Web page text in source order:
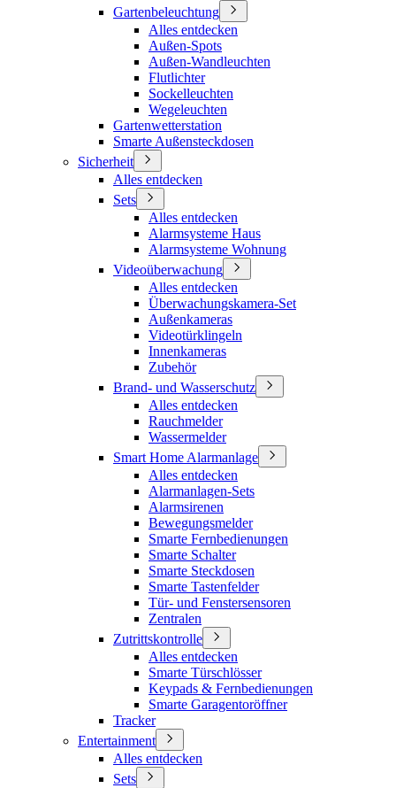
Gartenbeleuchtung
Alles entdecken
Außen-Spots
Außen-Wandleuchten
Flutlichter
Sockelleuchten
Wegeleuchten
Gartenwetterstation
Smarte Außensteckdosen
Sicherheit
Alles entdecken
Sets
Alles entdecken
Alarmsysteme Haus
Alarmsysteme Wohnung
Videoüberwachung
Alles entdecken
Überwachungskamera-Set
Außenkameras
Videotürklingeln
Innenkameras
Zubehör
Brand- und Wasserschutz
Alles entdecken
Rauchmelder
Wassermelder
Smart Home Alarmanlage
Alles entdecken
Alarmanlagen-Sets
Alarmsirenen
Bewegungsmelder
Smarte Fernbedienungen
Smarte Schalter
Smarte Steckdosen
Smarte Tastenfelder
Tür- und Fenstersensoren
Zentralen
Zutrittskontrolle
Alles entdecken
Smarte Türschlösser
Keypads & Fernbedienungen
Smarte Garagentoröffner
Tracker
Entertainment
Alles entdecken
Sets